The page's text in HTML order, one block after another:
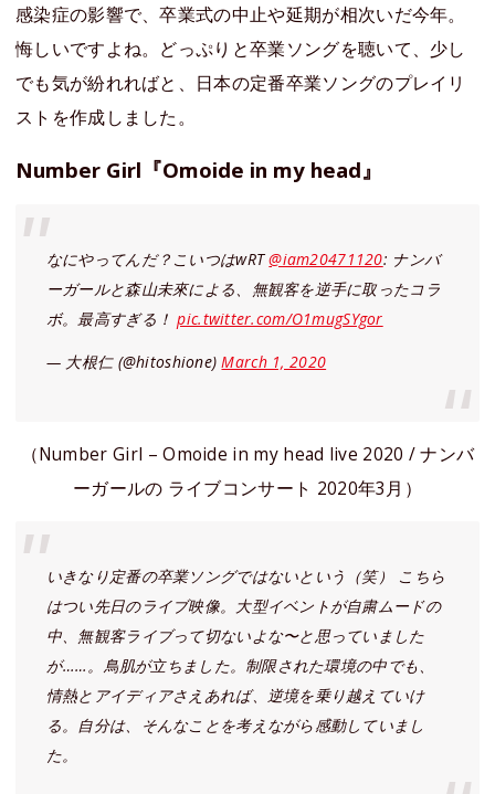
感染症の影響で、卒業式の中止や延期が相次いだ今年。
悔しいですよね。どっぷりと卒業ソングを聴いて、少し
でも気が紛れればと、日本の定番卒業ソングのプレイリ
ストを作成しました。
Number Girl『Omoide in my head』
なにやってんだ？こいつはwRT@iam20471120: ナンバ
ーガールと森山未來による、無観客を逆手に取ったコラ
ボ。最高すぎる！pic.twitter.com/O1mugSYgor
— 大根仁 (@hitoshione)March 1, 2020
（Number Girl – Omoide in my head live 2020 / ナンバ
ーガールの ライブコンサート 2020年3月）
いきなり定番の卒業ソングではないという（笑） こちら
はつい先日のライブ映像。大型イベントが自粛ムードの
中、無観客ライブって切ないよな〜と思っていました
が……。鳥肌が立ちました。制限された環境の中でも、
情熱とアイディアさえあれば、逆境を乗り越えていけ
る。自分は、そんなことを考えながら感動していまし
た。